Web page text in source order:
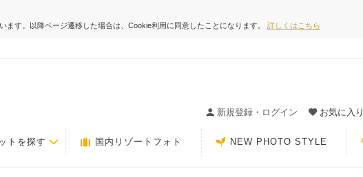
ます。以降ページ遷移した場合は、Cookie利用に同意したことになります。 詳しくはこちら
新規登録・ログイン
お気に入り
トを探す 国内リゾートフォト NEW PHOTO STYLE